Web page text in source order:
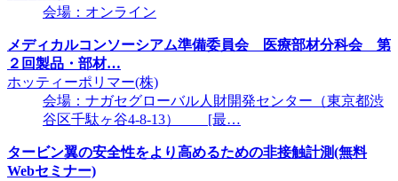
会場：オンライン
メディカルコンソーシアム準備委員会 医療部材分科会 第
２回製品・部材…
ホッティーポリマー(株)
会場：ナガセグローバル人財開発センター（東京都渋
谷区千駄ヶ谷4-8-13） [最…
タービン翼の安全性をより高めるための非接触計測(無料
Webセミナー)